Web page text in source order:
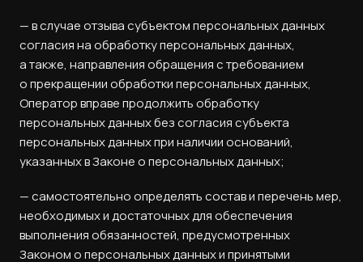
— в случае отзыва субъектом персональных данных
согласия на обработку персональных данных,
а также, направления обращения с требованием
о прекращении обработки персональных данных,
Оператор вправе продолжить обработку
персональных данных без согласия субъекта
персональных данных при наличии оснований,
указанных в Законе о персональных данных;
— самостоятельно определять состав и перечень мер,
необходимых и достаточных для обеспечения
выполнения обязанностей, предусмотренных
Законом о персональных данных и принятыми